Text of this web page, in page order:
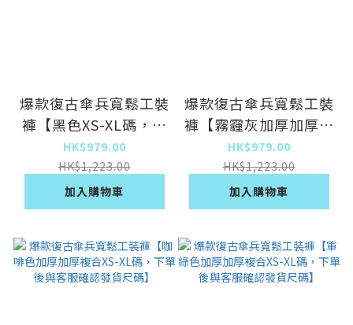
爆款復古傘兵寬鬆工裝
褲【黑色XS-XL碼，下
單後與客服確認發貨尺
碼】
HK$979.00
HK$1,223.00
加入購物車
爆款復古傘兵寬鬆工裝
褲【霧霾灰加厚加厚複
合XS-XL碼，下單後與
客服確認發貨尺碼】
HK$979.00
HK$1,223.00
加入購物車